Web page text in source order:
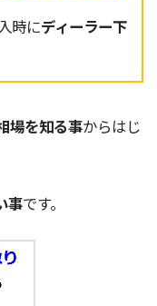
時にディーラー下
場を知る事からはじ
事です。